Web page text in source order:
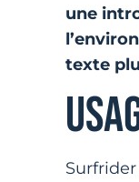
une
texte